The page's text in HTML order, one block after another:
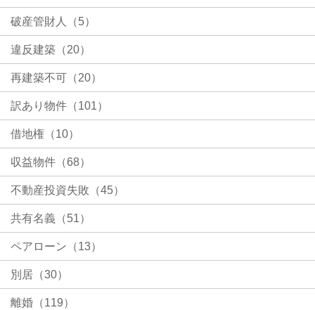
破産管財人（5）
違反建築（20）
再建築不可（20）
訳あり物件（101）
借地権（10）
収益物件（68）
不動産投資失敗（45）
共有名義（51）
ペアローン（13）
別居（30）
離婚（119）